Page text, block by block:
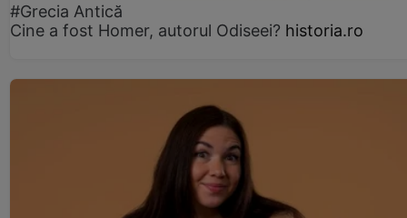
#Grecia Antică
Cine a fost Homer, autorul Odiseei? historia.ro